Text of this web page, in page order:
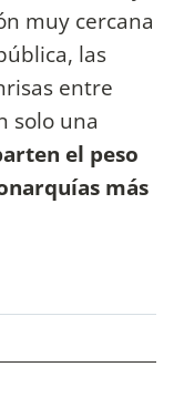
muy cercana
las
entre
solo una
el peso
más